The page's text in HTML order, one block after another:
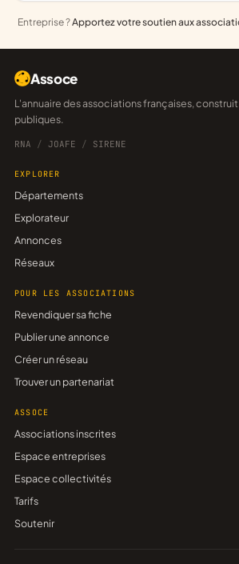
Entreprise ?Apportez votre soutien aux
Assoce
L'annuaire des associations françaises, construit sur les données
publiques.
RNA / JOAFE / SIRENE
EXPLORER
Départements
Explorateur
Annonces
Réseaux
POUR LES ASSOCIATIONS
Revendiquer sa fiche
Publier une annonce
Créer un réseau
Trouver un partenariat
ASSOCE
Associations inscrites
Espace entreprises
Espace collectivités
Tarifs
Soutenir